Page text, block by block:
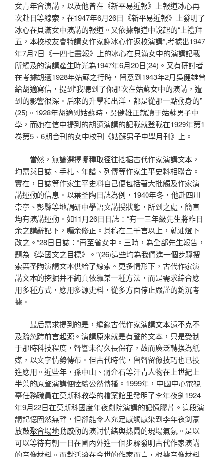
女青年會演講，以及他曾在《新平易近報》上報道冰心再
次赴日等線索，在1947年6月26日《新平易近報》上發明了
冰心在貝滿女中演講的報道。又依據報道中說起的“上禮拜
五，本校校友會特請女作家謝冰心作返校演講”,考據出1947
年7月7日《一四七畫報》上的冰心在貝滿女中的演講記載
所觸及的演講產生時光為1947年6月20日(24)。又有研討者
在考據胡適1928年姑蘇之行時，留意到1943年2月吳健雄曾
給胡適寫信，提到“我聽到了你那次在姑蘇女中的演講，遭
到的影響很深。后來的升學和出洋，都是從那一點動身的”
(25)。1928年胡適到姑蘇時，吳健雄正就讀于姑蘇男子中
學，而她在信中提到的胡適演講的記載就登載在1929年第1
卷第5、6期合刊的女中校刊《姑蘇男子中學月刊》上。
當然，無論選擇哪種取徑往挖掘古代作家演講文本，
均需與日誌、手札、年譜、列傳等作家生平史料相聯合。
實在，日誌等作家生平史料自己便包括著大批觸及作家演
講運動的信息。以葉圣陶日誌為例，1940年冬，他赴四川
崇寧、彭縣等地調研中學語文講授狀態，所到之處，簡直
均有演講運動。如11月26日日誌：“有一三年級先生將昨日
余之講辭記下，囑余修正。其稿在二千言以上，就油燈下
改之。”28日日誌：“再至省女中。三時，為全部先生報告，
題為《學國文之目標》。”(26)這些均為我們進一個步驟搜
索葉圣陶演講文本供給了線索。更多情形下，古代作家演
講文本的挖掘并不純真依靠某一種方法，而是需求綜合應
用多種方式，應用多源史料，從多方面停止嚴謹的鉤沉考
據。
最后需求提到的是，編錄古代作家演講文本還不克不
及疏忽跨前言起源。演講原來就是有聲的文本，只是受制
于那時科技程度，聲響未得久長保存，故而廣泛轉換為紙
媒，以文字情勢傳布。但古代時代，留聲留像技巧也已投
進應用。近些年，孫中山、蔣介石等汗青人物在上世紀上
半葉的原聲演講便陸續公然傳播。1999年，中國中心電視
臺任務職員在莫斯科教學的檔案館里發明了李年夜釗1924
年9月22日在莫斯科國度年夜劇院演講的記憶膠片。這段演
講記憶固然無聲，但卻能令人充足感觸感染到李年夜釗豪
放鼓聚會場地動感動的演討情緒與熱鬧的現場氣氛。是以
可以等待有朝一日在國內外進一個步驟發明古代作家演講
的音像材料。而對活潑在今世的作家而言，根據音像材料